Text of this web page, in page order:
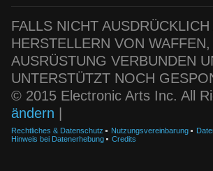
FALLS NICHT
HERSTELLERN VON
AUSRÜSTUNG VERBUNDEN
UNTERSTÜTZT NOCH
© 2015 Electronic Arts Inc. All
ändern
Rechtliches & Datenschutz Nutzungsvereinbarung
Hinweis bei Datenerhebung
Credits